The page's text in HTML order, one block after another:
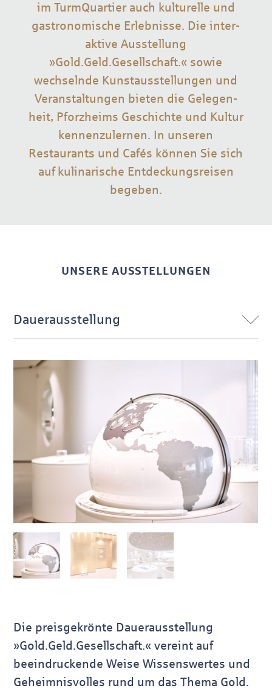
im TurmQuartier auch kulturelle und
gas­tro­nomische Erleb­nisse. Die inter­
aktive Aus­stellung
»Gold.Geld.Gesellschaft.« sowie
wechselnde Kunst­aus­stellungen und
Ver­anstal­tungen bieten die Gelegen­
heit, Pforz­heims Ge­schichte und Kultur
kennen­zulernen. In unseren
Restaurants und Cafés können Sie sich
auf kulinarische Entdeckungsreisen
begeben.
UNSERE AUSSTELLUNGEN
Dauerausstellung
Die preis­gekrönte Dauer­aus­stel­lung
»Gold.Geld.Gesellschaft.« vereint auf
beeindruckende Weise Wissens­wertes und
Geheimnis­volles rund um das Thema Gold.